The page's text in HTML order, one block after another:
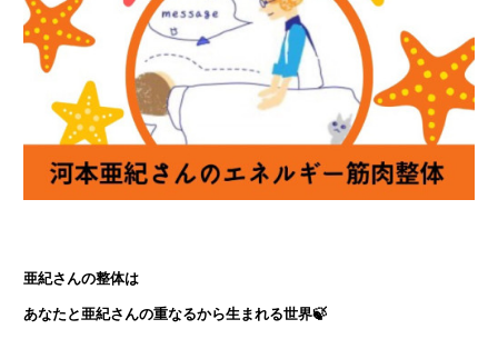
亜紀さんの整体は
あなたと亜紀さんの重なるから生まれる世界🍃